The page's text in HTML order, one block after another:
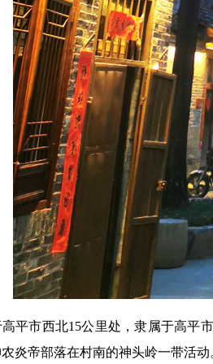
平市西北15公里处，隶属于高平
炎帝部落在村南的神头岭一带活